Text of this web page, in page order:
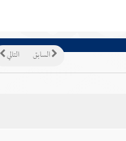
التالي السابق